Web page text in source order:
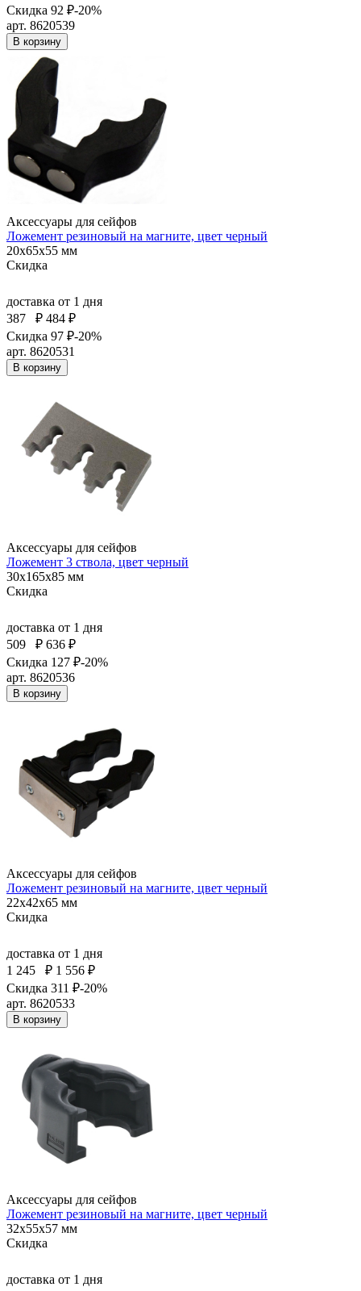
Скидка 92 ₽-20%
арт. 8620539
В корзину
Аксессуары для сейфов
Ложемент резиновый на магните, цвет черный
20x65x55 мм
Скидка
доставка от 1 дня
387
₽ 484 ₽
Скидка 97 ₽-20%
арт. 8620531
В корзину
Аксессуары для сейфов
Ложемент 3 ствола, цвет черный
30x165x85 мм
Скидка
доставка от 1 дня
509
₽ 636 ₽
Скидка 127 ₽-20%
арт. 8620536
В корзину
Аксессуары для сейфов
Ложемент резиновый на магните, цвет черный
22x42x65 мм
Скидка
доставка от 1 дня
1 245
₽ 1 556 ₽
Скидка 311 ₽-20%
арт. 8620533
В корзину
Аксессуары для сейфов
Ложемент резиновый на магните, цвет черный
32x55x57 мм
Скидка
доставка от 1 дня